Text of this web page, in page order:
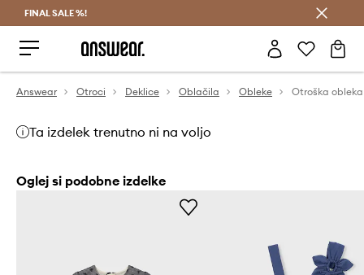
FINAL SALE %!
Answear Otroci Deklice Oblačila Obleke Otroška
Ta izdelek trenutno ni na voljo
Oglej si podobne izdelke